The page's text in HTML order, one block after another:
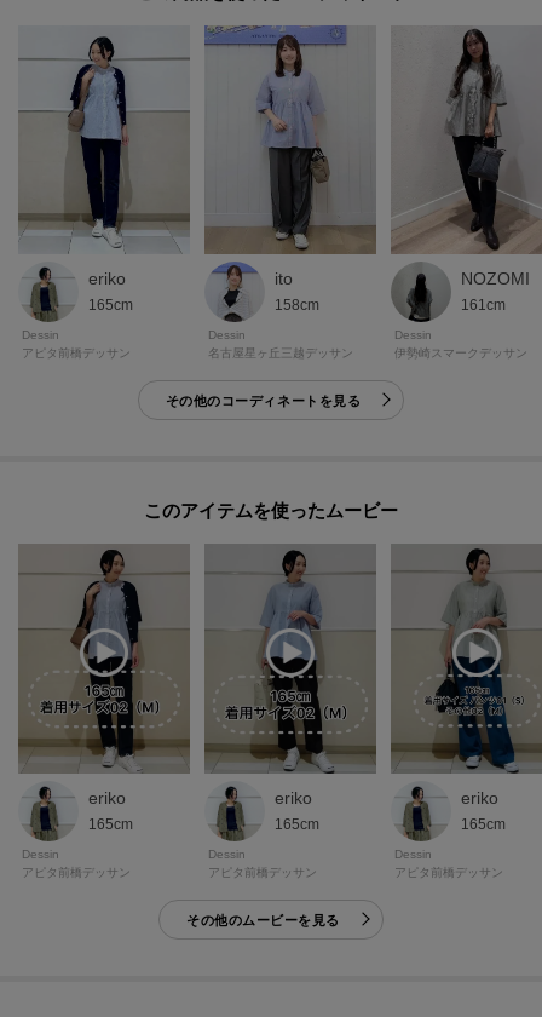
eriko
165cm
Dessin
アピタ前橋デッサン
ito
158cm
Dessin
名古屋星ヶ丘三越デッサン
NOZOMI
161cm
Dessin
伊勢崎スマークデッサン
その他のコーディネートを見る
このアイテムを使ったムービー
eriko
165cm
Dessin
アピタ前橋デッサン
eriko
165cm
Dessin
アピタ前橋デッサン
eriko
165cm
Dessin
アピタ前橋デッサン
その他のムービーを見る